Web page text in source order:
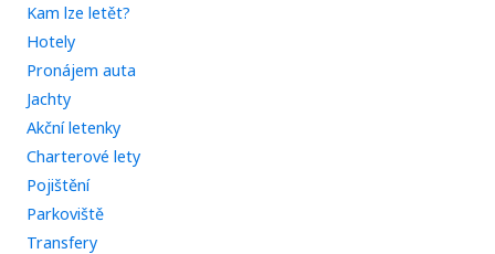
Kam lze letět?
Hotely
Pronájem auta
Jachty
Akční letenky
Charterové lety
Pojištění
Parkoviště
Transfery